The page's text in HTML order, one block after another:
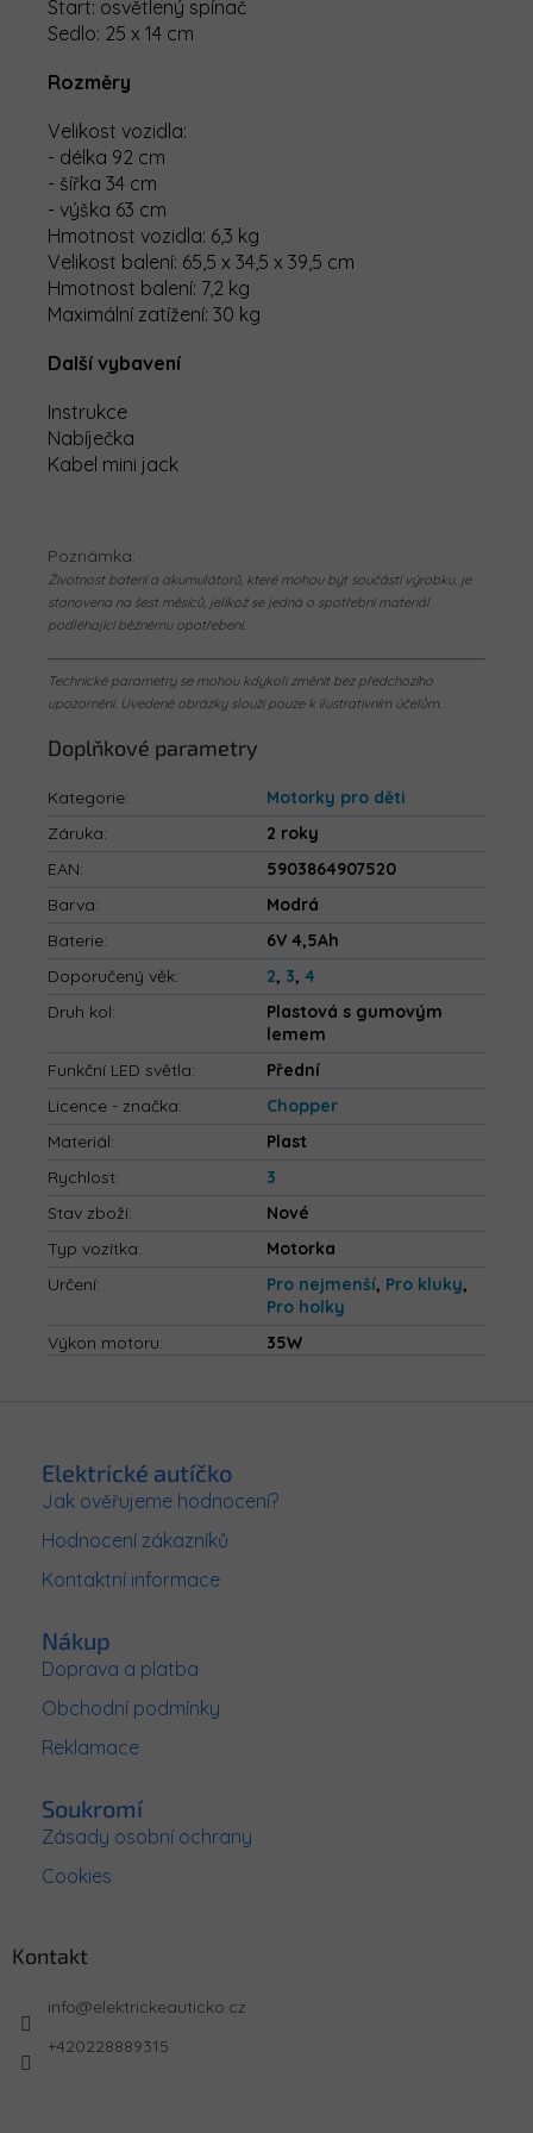
Start: osvětlený spínač
Sedlo: 25 x 14 cm
Rozměry
Velikost vozidla:
- délka 92 cm
- šířka 34 cm
- výška 63 cm
Hmotnost vozidla: 6,3 kg
Velikost balení: 65,5 x 34,5 x 39,5 cm
Hmotnost balení: 7,2 kg
Maximální zatížení: 30 kg
Další vybavení
Instrukce
Nabíječka
Kabel mini jack
Poznámka:
Životnost baterií a akumulátorů, které mohou být součástí výrobku, je
stanovena na šest měsíců, jelikož se jedná o spotřební materiál
podléhající běžnému opotřebení.
Technické parametry se mohou kdykoli změnit bez předchozího
upozornění. Uvedené obrázky slouží pouze k ilustrativním účelům.
Doplňkové parametry
Kategorie:
Motorky pro děti
Záruka:
2 roky
EAN:
5903864907520
Barva:
Modrá
Baterie:
6V 4,5Ah
Doporučený věk: 2, 3, 4
Druh kol:
Plastová s gumovým
lemem
Funkční LED světla:
Přední
Licence - značka:
Chopper
Materiál:
Plast
Rychlost:
3
Stav zboží:
Nové
Typ vozítka:
Motorka
Určení: Pro nejmenší, Pro kluky,
Pro holky
Výkon motoru: 35W
Elektrické autíčko
Jak ověřujeme hodnocení?
Hodnocení zákazníků
Kontaktní informace
Nákup
Doprava a platba
Obchodní podmínky
Reklamace
Soukromí
Zásady osobní ochrany
Cookies
Kontakt
info@elektrickeauticko.cz
+420228889315